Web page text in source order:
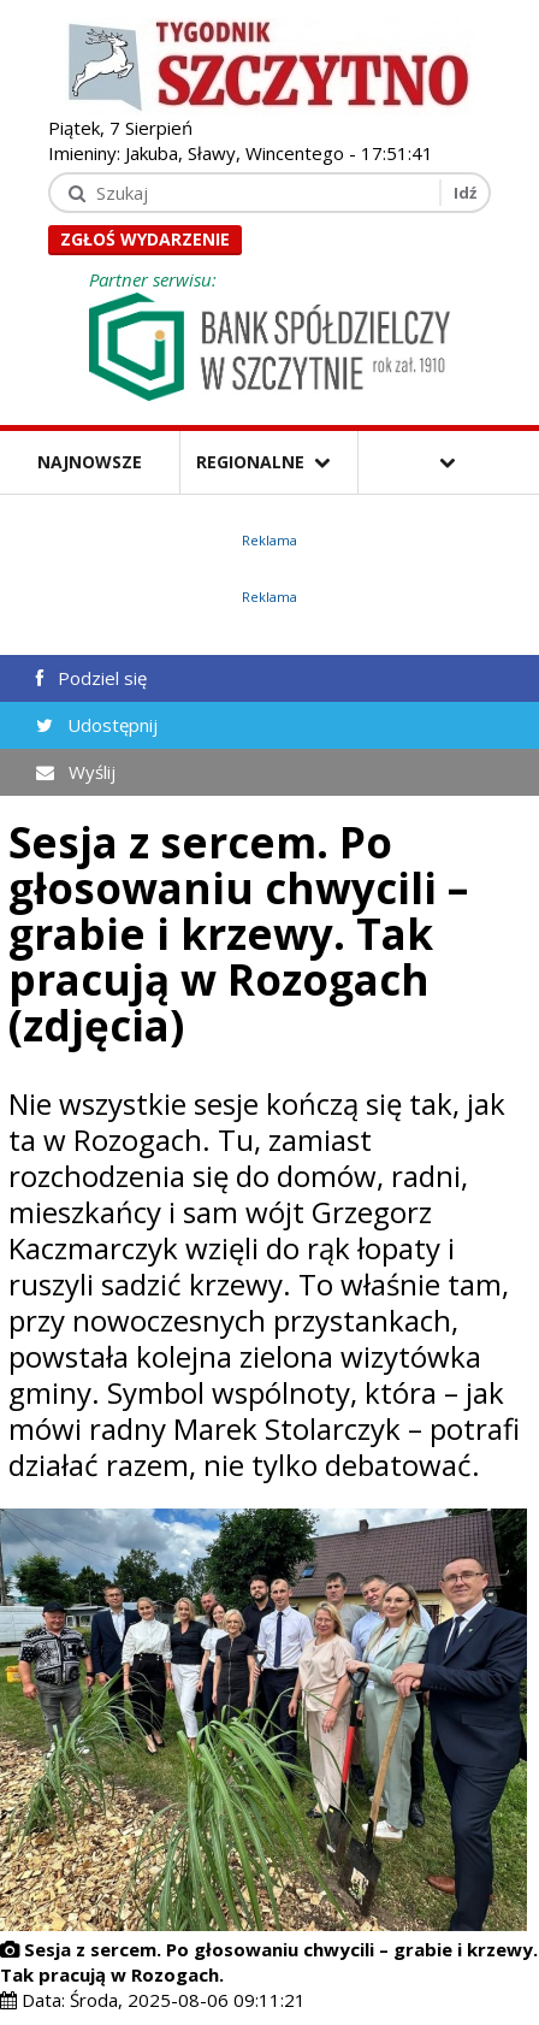
Piątek, 7 Sierpień
Imieniny: Jakuba, Sławy, Wincentego - 17:51:43
ZGŁOŚ WYDARZENIE
Partner serwisu:
NAJNOWSZE REGIONALNE
Reklama
Reklama
Podziel się
Udostępnij
Wyślij
Sesja z sercem. Po
głosowaniu chwycili –
grabie i krzewy. Tak
pracują w Rozogach
(zdjęcia)
Nie wszystkie sesje kończą się tak, jak
ta w Rozogach. Tu, zamiast
rozchodzenia się do domów, radni,
mieszkańcy i sam wójt Grzegorz
Kaczmarczyk wzięli do rąk łopaty i
ruszyli sadzić krzewy. To właśnie tam,
przy nowoczesnych przystankach,
powstała kolejna zielona wizytówka
gminy. Symbol wspólnoty, która – jak
mówi radny Marek Stolarczyk – potrafi
działać razem, nie tylko debatować.
Sesja z sercem. Po głosowaniu chwycili – grabie i krzewy.
Tak pracują w Rozogach.
Data: Środa, 2025-08-06 09:11:21